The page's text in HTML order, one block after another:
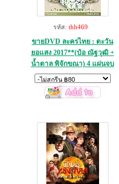
รหัส: thh469
ขายDVD ละครไทย : ตะวัน
ยอแสง 2017**(ป๋อ ณัฐวุฒิ +
น้ำตาล พิจักขณา) 4 แผ่นจบ